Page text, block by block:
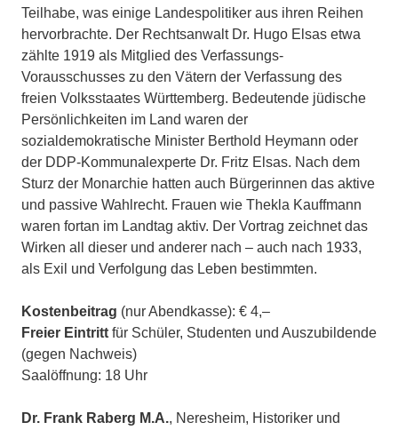
Teilhabe, was einige Landespolitiker aus ihren Reihen
hervorbrachte. Der Rechtsanwalt Dr. Hugo Elsas etwa
zählte 1919 als Mitglied des Verfassungs-
Vorausschusses zu den Vätern der Verfassung des
freien Volksstaates Württemberg. Bedeutende jüdische
Persönlichkeiten im Land waren der
sozialdemokratische Minister Berthold Heymann oder
der DDP-Kommunalexperte Dr. Fritz Elsas. Nach dem
Sturz der Monarchie hatten auch Bürgerinnen das aktive
und passive Wahlrecht. Frauen wie Thekla Kauffmann
waren fortan im Landtag aktiv. Der Vortrag zeichnet das
Wirken all dieser und anderer nach – auch nach 1933,
als Exil und Verfolgung das Leben bestimmten.
Kostenbeitrag (nur Abendkasse): € 4,–
Freier Eintritt für Schüler, Studenten und Auszubildende
(gegen Nachweis)
Saalöffnung: 18 Uhr
Dr. Frank Raberg M.A., Neresheim, Historiker und